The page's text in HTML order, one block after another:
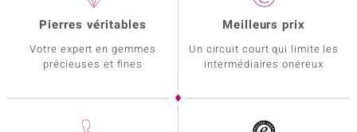
Pierres véritables
Votre expert en gemmes
précieuses et fines
Meilleurs prix
Un circuit court qui limite les
intermédiaires onéreux